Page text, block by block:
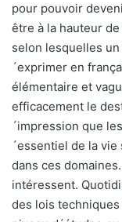
pour pouvoir
être à la hauteur
selon lesquelles
´exprimer en
élémentaire et
efficacement le
´impression que
´essentiel de la
dans ces
intéressent.
des lois